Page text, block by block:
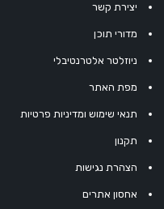
יצירת קשר
מדורי תוכן
ניוזלטר אלטרנטיבלי
מפת האתר
תנאי שימוש ומדיניות פרטיות
תקנון
הצהרת נגישות
אחסון אתרים